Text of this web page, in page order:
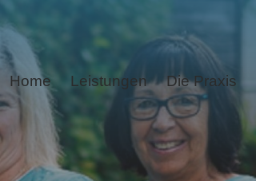
Home Leistungen Die Praxis